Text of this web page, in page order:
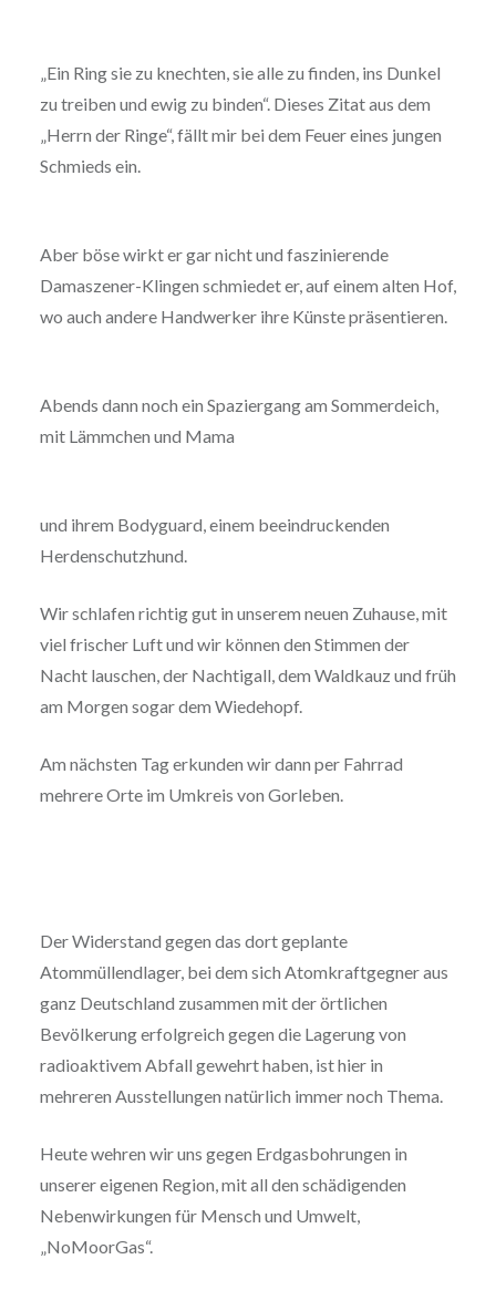
„Ein Ring sie zu knechten, sie alle zu finden, ins Dunkel
zu treiben und ewig zu binden“. Dieses Zitat aus dem
„Herrn der Ringe“, fällt mir bei dem Feuer eines jungen
Schmieds ein.
Aber böse wirkt er gar nicht und faszinierende
Damaszener-Klingen schmiedet er, auf einem alten Hof,
wo auch andere Handwerker ihre Künste präsentieren.
Abends dann noch ein Spaziergang am Sommerdeich,
mit Lämmchen und Mama
und ihrem Bodyguard, einem beeindruckenden
Herdenschutzhund.
Wir schlafen richtig gut in unserem neuen Zuhause, mit
viel frischer Luft und wir können den Stimmen der
Nacht lauschen, der Nachtigall, dem Waldkauz und früh
am Morgen sogar dem Wiedehopf.
Am nächsten Tag erkunden wir dann per Fahrrad
mehrere Orte im Umkreis von Gorleben.
Der Widerstand gegen das dort geplante
Atommüllendlager, bei dem sich Atomkraftgegner aus
ganz Deutschland zusammen mit der örtlichen
Bevölkerung erfolgreich gegen die Lagerung von
radioaktivem Abfall gewehrt haben, ist hier in
mehreren Ausstellungen natürlich immer noch Thema.
Heute wehren wir uns gegen Erdgasbohrungen in
unserer eigenen Region, mit all den schädigenden
Nebenwirkungen für Mensch und Umwelt,
„NoMoorGas“.